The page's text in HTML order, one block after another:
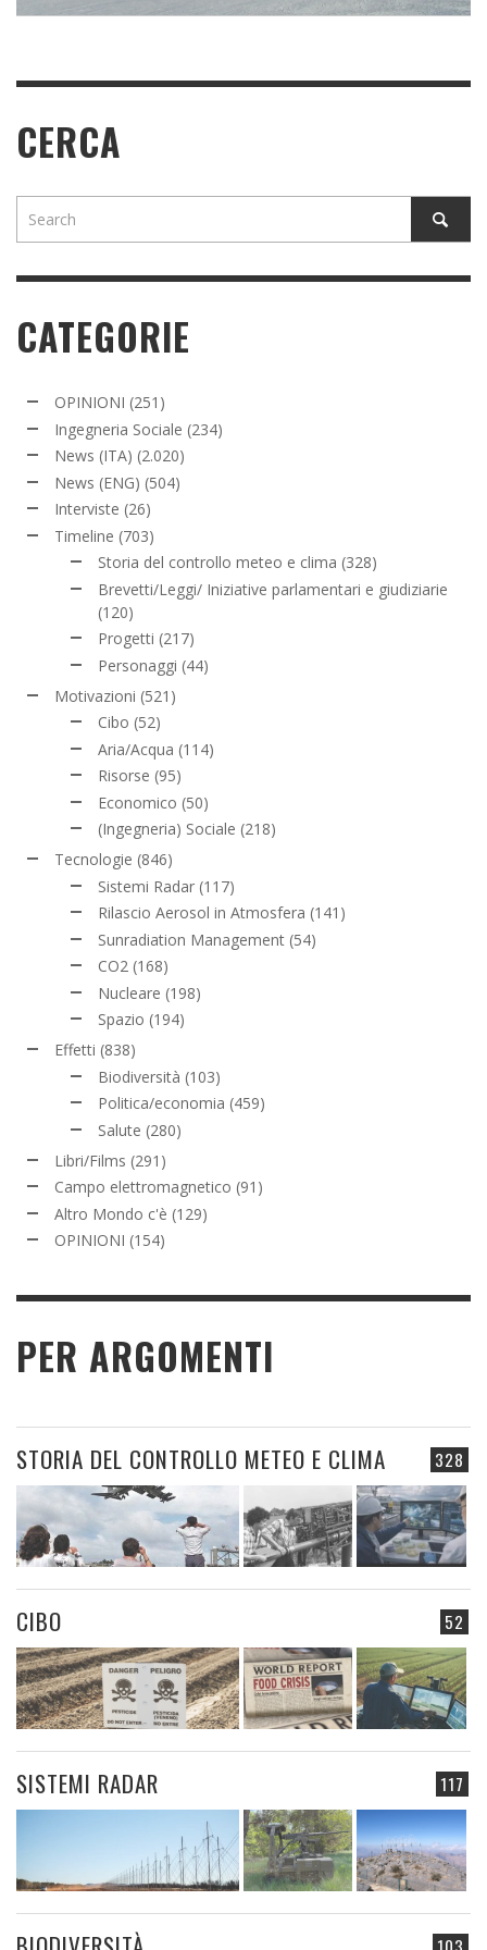
CERCA
CATEGORIE
OPINIONI (251)
Ingegneria Sociale (234)
News (ITA) (2.020)
News (ENG) (504)
Interviste (26)
Timeline (703)
Storia del controllo meteo e clima (328)
Brevetti/Leggi/ Iniziative parlamentari e giudiziarie
(120)
Progetti (217)
Personaggi (44)
Motivazioni (521)
Cibo (52)
Aria/Acqua (114)
Risorse (95)
Economico (50)
(Ingegneria) Sociale (218)
Tecnologie (846)
Sistemi Radar (117)
Rilascio Aerosol in Atmosfera (141)
Sunradiation Management (54)
CO2 (168)
Nucleare (198)
Spazio (194)
Effetti (838)
Biodiversità (103)
Politica/economia (459)
Salute (280)
Libri/Films (291)
Campo elettromagnetico (91)
Altro Mondo c'è (129)
OPINIONI (154)
PER ARGOMENTI
328
STORIA DEL CONTROLLO METEO E CLIMA
52
CIBO
117
SISTEMI RADAR